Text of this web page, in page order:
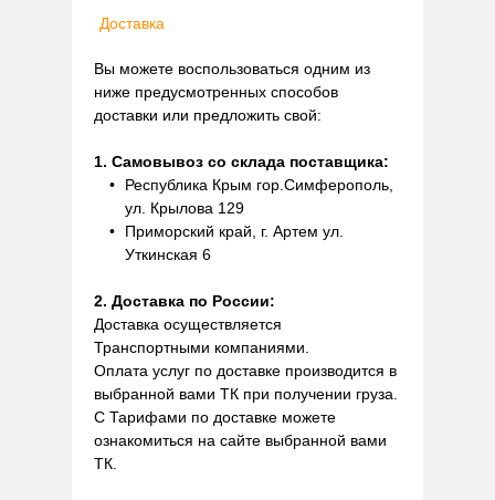
Доставка
Вы можете воспользоваться одним из
ниже предусмотренных способов
доставки или предложить свой:
1. Самовывоз со склада поставщика:
Республика Крым гор.Симферополь,
ул. Крылова 129
Приморский край, г. Артем ул.
Уткинская 6
2. Доставка по России:
Доставка осуществляется
Транспортными компаниями.
Оплата услуг по доставке производится в
выбранной вами ТК при получении груза.
С Тарифами по доставке можете
ознакомиться на сайте выбранной вами
ТК.